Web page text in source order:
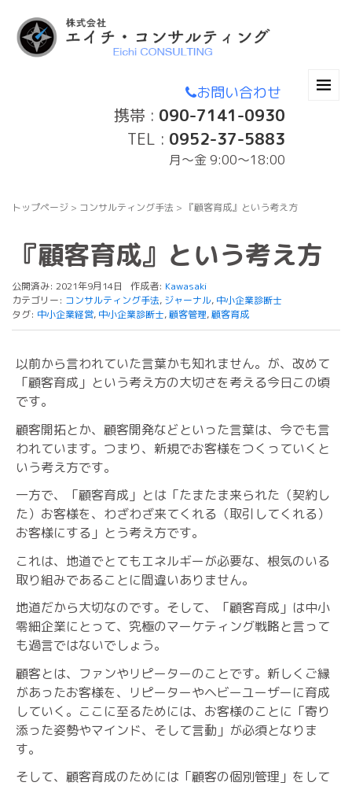
お問い合わせ
携帯 : 090-7141-0930
TEL : 0952-37-5883
月〜金 9:00～18:00
トップページ > コンサルティング手法 > 『顧客育成』という考え方
『顧客育成』という考え方
公開済み: 2021年9月14日 作成者: Kawasaki
カテゴリー: コンサルティング手法, ジャーナル, 中小企業診断士
タグ: 中小企業経営, 中小企業診断士,顧客管理,顧客育成
以前から言われていた言葉かも知れません。が、改めて
「顧客育成」という考え方の大切さを考える今日この頃
です。
顧客開拓とか、顧客開発などといった言葉は、今でも言
われています。つまり、新規でお客様をつくっていくと
いう考え方です。
一方で、「顧客育成」とは「たまたま来られた（契約し
た）お客様を、わざわざ来てくれる（取引してくれる）
お客様にする」とう考え方です。
これは、地道でとてもエネルギーが必要な、根気のいる
取り組みであることに間違いありません。
地道だから大切なのです。そして、「顧客育成」は中小
零細企業にとって、究極のマーケティング戦略と言って
も過言ではないでしょう。
顧客とは、ファンやリピーターのことです。新しくご縁
があったお客様を、リピーターやヘビーユーザーに育成
していく。ここに至るためには、お客様のことに「寄り
添った姿勢やマインド、そして言動」が必須となりま
す。
そして、顧客育成のためには「顧客の個別管理」をして